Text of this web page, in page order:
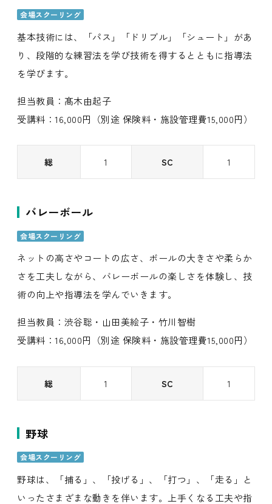
会場スクーリング
基本技術には、「パス」「ドリブル」「シュート」があ
り、段階的な練習法を学び技術を得するとともに指導法
を学びます。
担当教員：髙木由起子
受講料：16,000円（別途 保険料・施設管理費15,000円）
総 1 SC 1
バレーボール
会場スクーリング
ネットの高さやコートの広さ、ボールの大きさや柔らか
さを工夫しながら、バレーボールの楽しさを体験し、技
術の向上や指導法を学んでいきます。
担当教員：渋谷聡・山田美絵子・竹川智樹
受講料：16,000円（別途 保険料・施設管理費15,000円）
総 1 SC 1
野球
会場スクーリング
野球は、「捕る」、「投げる」、「打つ」、「走る」と
いったさまざまな動きを伴います。上手くなる工夫や指